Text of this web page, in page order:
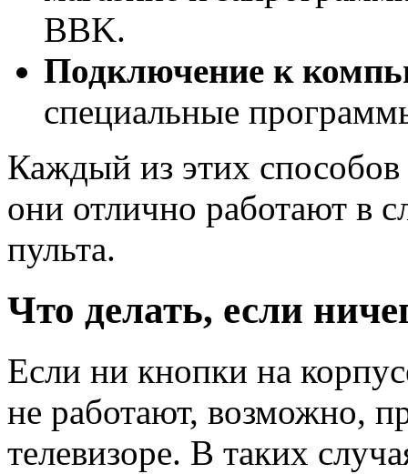
BBK.
Подключение к
специальные
Каждый из этих способов
они отлично работают в
пульта.
Что делать, если
Если ни кнопки на
не работают, возможно,
телевизоре. В таких